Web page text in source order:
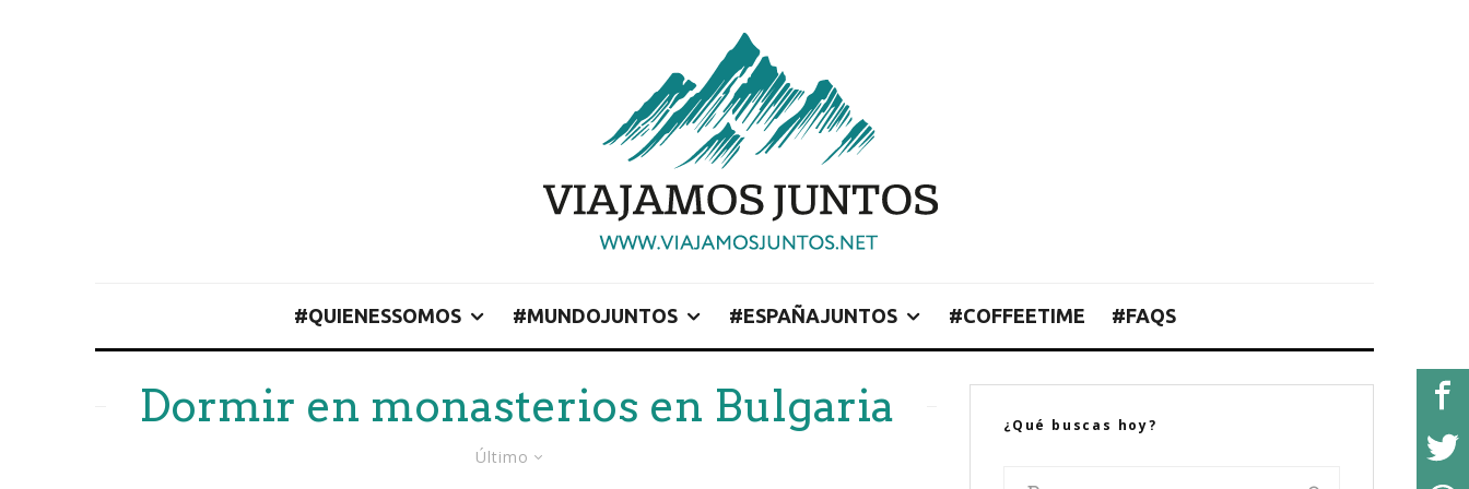
#QUIENESSOMOS #MUNDOJUNTOS #ESPAÑAJUNTOS #COFFEETIME #FAQS
Dormir en monasterios en Bulgaria
Último
¿Qué buscas hoy?